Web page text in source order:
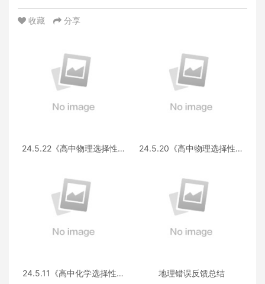
收藏 分享
24.5.22《高中物理选择性必
24.5.20《高中物理选择性必
24.5.11《高中化学选择性必
地理错误反馈总结